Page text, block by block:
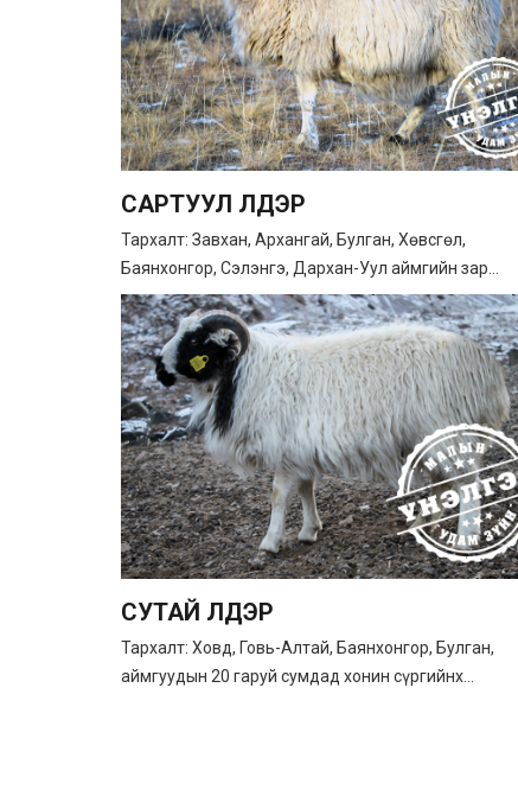
САРТУУЛ ҮҮЛДЭР
Тархалт: Завхан, Архангай, Булган, Хөвсгөл,
Баянхонгор, Сэлэнгэ, Дархан-Уул аймгийн зар...
СУТАЙ ҮҮЛДЭР
Тархалт: Ховд, Говь-Алтай, Баянхонгор, Булган,
аймгуудын 20 гаруй сумдад хонин сүргийнх...